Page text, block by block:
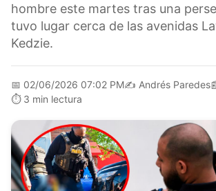
hombre este martes tras una
tuvo lugar cerca de las avenidas
Kedzie.
📅 02/06/2026 07:02 PM✍️ Andrés Paredes
⏱️ 3 min lectura